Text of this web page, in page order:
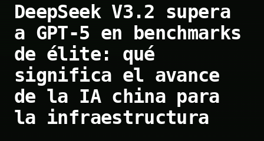
DeepSeek V3.2 supera
a GPT-5 en benchmarks
de élite: qué
significa el avance
de la IA china para
la infraestructura